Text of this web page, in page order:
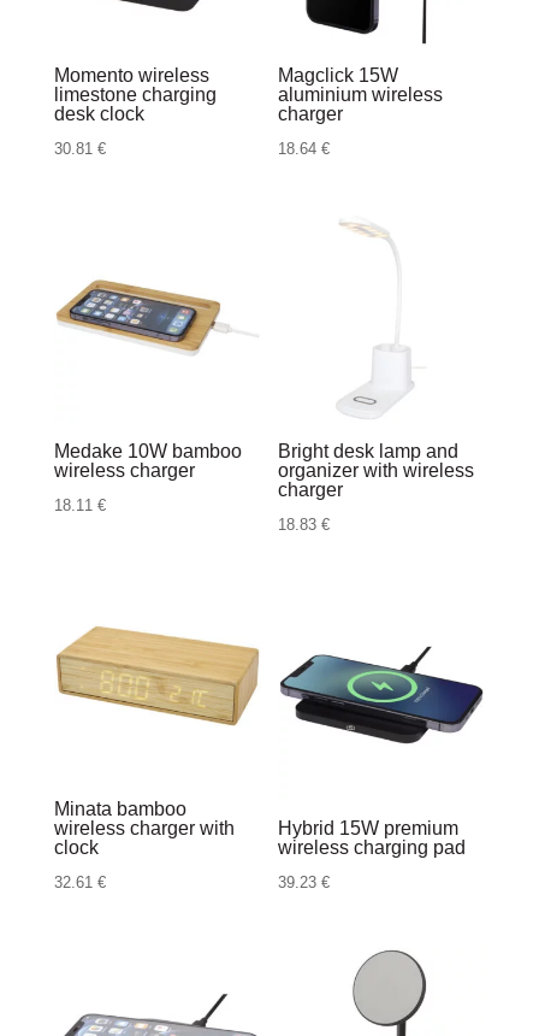
Momento wireless
limestone charging
desk clock
30.81 €
Magclick 15W
aluminium wireless
charger
18.64€
Medake 10W bamboo
wireless charger
18.11 €
Bright desk lamp and
organizer with wireless
charger
18.83€
Minata bamboo
wireless charger with
clock
32.61 €
Hybrid 15W premium
wireless charging pad
39.23€